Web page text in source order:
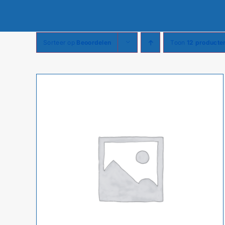
Sorteer op Beoordelen Toon 12